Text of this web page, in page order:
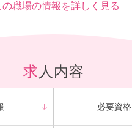
の職場の情報を詳しく見る
求人内容
必要資格